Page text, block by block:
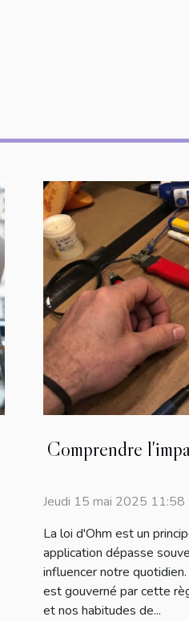
Comprendre
Jeudi 15 mai 2025 11:58
La loi d'Ohm est un
application dépasse
influencer notre
est gouverné par cette
et nos habitudes de...